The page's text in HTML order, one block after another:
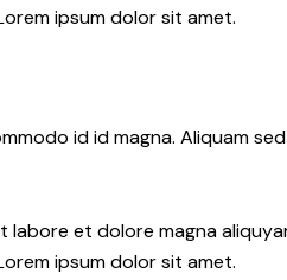
ipsum dolor sit amet.
id id magna. Aliquam
et dolore magna
ipsum dolor sit amet.